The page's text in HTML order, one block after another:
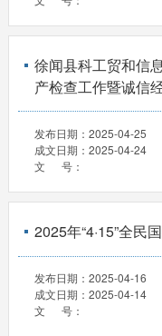
徐闻县科工贸和信
产检查工作暨诚信
发布日期： 2025-04-25
成文日期： 2025-04-24
文 号：
2025年“4·15”全民
发布日期： 2025-04-16
成文日期： 2025-04-14
文 号：